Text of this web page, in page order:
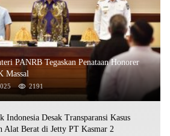
PANRB Tegaskan Penataan Honorer
Massal
2191
Indonesia Desak Transparansi Kasus
Alat Berat di Jetty PT Kasmar 2